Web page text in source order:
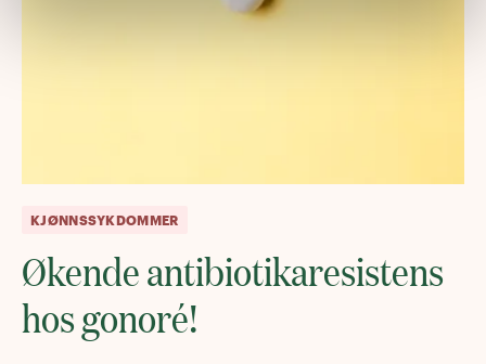
KJØNNSSYKDOMMER
Økende antibiotikaresistens
hos gonoré!